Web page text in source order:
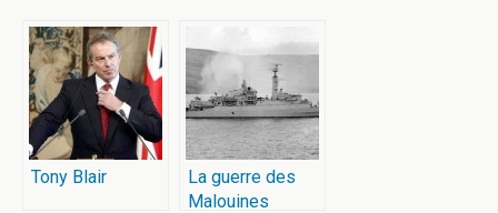
Tony Blair
La guerre des
Malouines